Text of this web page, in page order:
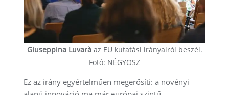
Giuseppina Luvaràaz EU kutatási irányairól beszél.
Fotó: NÉGYOSZ
Ez az irány egyértelműen megerősíti: a növényi